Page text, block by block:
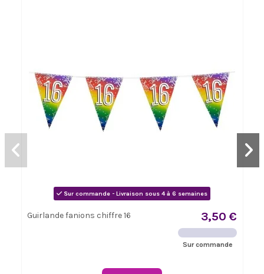
Sur commande - Livraison sous 4 à 6 semaines
Guirlande fanions chiffre 16 3,50 €
Sur commande